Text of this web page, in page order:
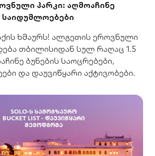
პარკი: აღმოაჩინე
ხმაურს! ალგეთის ეროვნული
თბილისიდან სულ რაღაც 1.5
ბუნების საოცრებები,
და დაუვიწყარი აქტივობები.